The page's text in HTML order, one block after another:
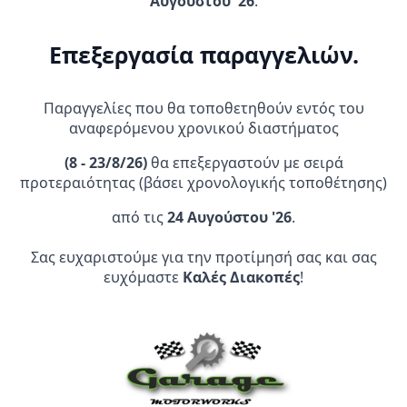
ΣΧΕΤΙΚΆ ΠΡΟΪΌΝΤΑ
Acerbis_22717.090 μαύρο
Acerbis
Προσθήκη Στο
Επεξεργασία παραγγελιών.
Παραγγελίες που θα τοποθετηθούν εντός του
αναφερόμενου χρονικού διαστήματος
(8 - 23/8/26)θα επεξεργαστούν με σειρά
προτεραιότητας (βάσει χρονολογικής τοποθέτησης)
από τις24 Αυγούστου '26.
Σας ευχαριστούμε για την προτίμησή σας και σας
ευχόμαστε Καλές Διακοπές!